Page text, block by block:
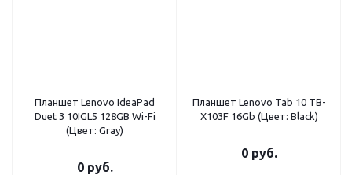
Планшет Lenovo IdeaPad
Duet 3 10IGL5 128GB Wi-Fi
(Цвет: Gray)
0 руб.
Планшет Lenovo Tab 10 TB-
X103F 16Gb (Цвет: Black)
0 руб.